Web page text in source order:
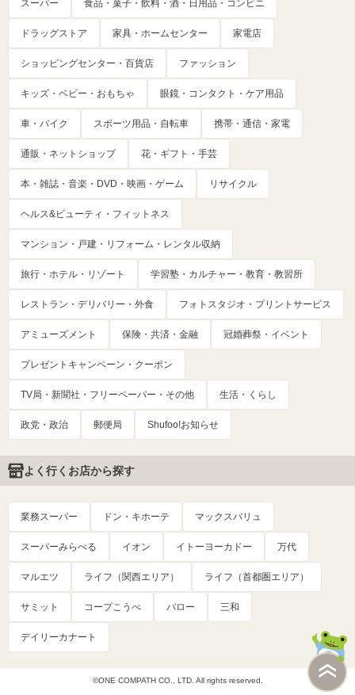
スーパー 食品・菓子・飲料・酒・日用品・コンビニ
ドラッグストア 家具・ホームセンター 家電店
ショッピングセンター・百貨店 ファッション
キッズ・ベビー・おもちゃ 眼鏡・コンタクト・ケア用品
車・バイク スポーツ用品・自転車 携帯・通信・家電
通販・ネットショップ 花・ギフト・手芸
本・雑誌・音楽・DVD・映画・ゲーム リサイクル
ヘルス&ビューティ・フィットネス
マンション・戸建・リフォーム・レンタル収納
旅行・ホテル・リゾート 学習塾・カルチャー・教育・教習所
レストラン・デリバリー・外食 フォトスタジオ・プリントサービス
アミューズメント 保険・共済・金融 冠婚葬祭・イベント
プレゼントキャンペーン・クーポン
TV局・新聞社・フリーペーパー・その他 生活・くらし
政党・政治 郵便局 Shufoo!お知らせ
よく行くお店から探す
業務スーパー ドン・キホーテ マックスバリュ
スーパーみらべる イオン イトーヨーカドー 万代
マルエツ ライフ（関西エリア） ライフ（首都圏エリア）
サミット コープこうべ バロー 三和
デイリーカナート
©ONE COMPATH CO., LTD. All rights reserved.